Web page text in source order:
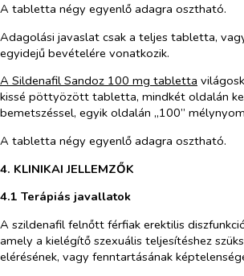
A tabletta négy egyenlő adagra osztható.
Adagolási javaslat csak a teljes tabletta,
egyidejű bevételére vonatkozik.
A Sildenafil Sandoz 100 mg tabletta
kissé pöttyözött tabletta, mindkét oldalán
bemetszéssel, egyik oldalán „100”
A tabletta négy egyenlő adagra osztható.
4. KLINIKAI JELLEMZŐK
4.1 Terápiás javallatok
A szildenafil felnőtt férfiak erektilis
amely a kielégítő szexuális teljesítéshez
elérésének, vagy fenntartásának